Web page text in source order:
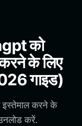
को
के लिए
गाइड)
करने के
करें.